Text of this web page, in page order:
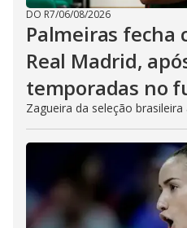
DO R7/06/08/2026
Palmeiras fecha
Real Madrid,
temporadas no
Zagueira da seleção